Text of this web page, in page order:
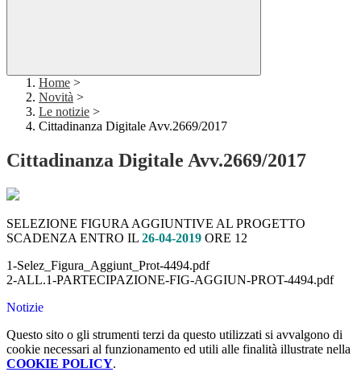
Home >
Novità >
Le notizie >
Cittadinanza Digitale Avv.2669/2017
Cittadinanza Digitale Avv.2669/2017
SELEZIONE FIGURA AGGIUNTIVE AL PROGETTO
SCADENZA ENTRO IL 26-04-2019 ORE 12
1-Selez_Figura_Aggiunt_Prot-4494.pdf
2-ALL.1-PARTECIPAZIONE-FIG-AGGIUN-PROT-4494.pdf
Notizie
Questo sito o gli strumenti terzi da questo utilizzati si avvalgono di
cookie necessari al funzionamento ed utili alle finalità illustrate nella
COOKIE POLICY.